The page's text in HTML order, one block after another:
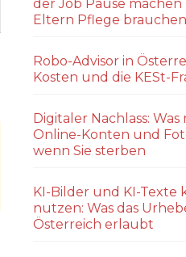
der Job Pause machen
Eltern Pflege brauchen
Robo-Advisor in
Kosten und die KESt-
Digitaler Nachlass:
Online-Konten und
wenn Sie sterben
KI-Bilder und KI-Texte
nutzen: Was das
Österreich erlaubt